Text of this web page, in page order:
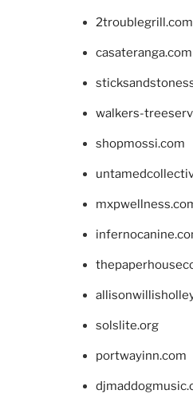
2troublegrill.com
casateranga.com
walkers-
shopmossi.com
solslite.org
portwayinn.com